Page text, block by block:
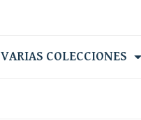
VARIAS COLECCIONES